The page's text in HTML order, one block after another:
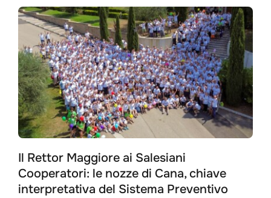
Il Rettor Maggiore ai Salesiani
Cooperatori: le nozze di Cana, chiave
interpretativa del Sistema Preventivo
Search
for: